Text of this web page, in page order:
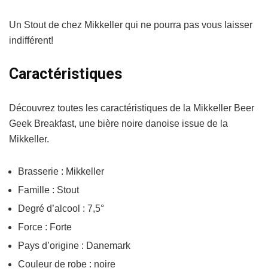
Un Stout de chez Mikkeller qui ne pourra pas vous laisser
indifférent!
Caractéristiques
Découvrez toutes les caractéristiques de la Mikkeller Beer
Geek Breakfast, une bière noire danoise issue de la
Mikkeller.
Brasserie : Mikkeller
Famille : Stout
Degré d’alcool : 7,5°
Force : Forte
Pays d’origine : Danemark
Couleur de robe : noire